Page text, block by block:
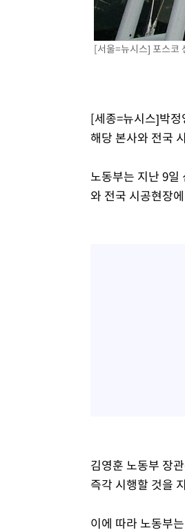
[서울=뉴시스] 포스코
[세종=뉴시스]박
해당 본사와 전국
노동부는 지난 9일
와 전국 시공현장
김영훈 노동부 장
즉각 시행할 것을
이에 따라 노동부